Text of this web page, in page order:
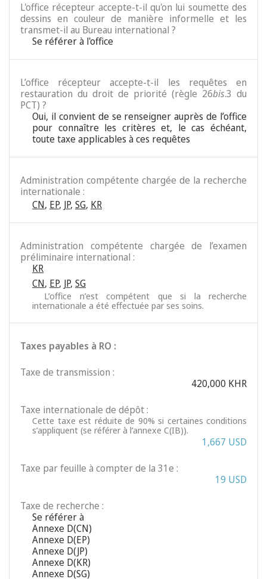
L'office récepteur accepte-t-il qu'on lui soumette des
dessins en couleur de manière informelle et les
transmet-il au Bureau international ?
Se référer à l'office
L’office récepteur accepte-t-il les requêtes en
restauration du droit de priorité (règle 26bis.3 du
PCT) ?
Oui, il convient de se renseigner auprès de l’office
pour connaître les critères et, le cas échéant,
toute taxe applicables à ces requêtes
Administration compétente chargée de la recherche
internationale :
CN, EP, JP, SG, KR
Administration compétente chargée de l’examen
préliminaire international :
KR
CN, EP, JP, SG
L’office n’est compétent que si la recherche
internationale a été effectuée par ses soins.
Taxes payables à RO :
Taxe de transmission :
420,000 KHR
Taxe internationale de dépôt :
Cette taxe est réduite de 90% si certaines conditions
s’appliquent (se référer à l’annexe C(IB)).
1,667 USD
Taxe par feuille à compter de la 31e :
19 USD
Taxe de recherche :
Se référer à
Annexe D(CN)
Annexe D(EP)
Annexe D(JP)
Annexe D(KR)
Annexe D(SG)